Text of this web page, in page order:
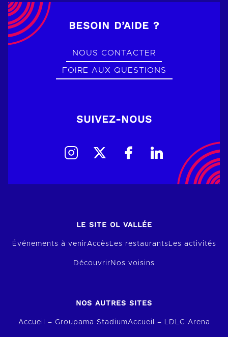
BESOIN D’AIDE ?
NOUS CONTACTER
FOIRE AUX QUESTIONS
SUIVEZ-NOUS
LE SITE OL VALLÉE
Événements à venirAccès Les restaurants Les activités
Découvrir Nos voisins
NOS AUTRES SITES
Accueil – Groupama StadiumAccueil – LDLC Arena